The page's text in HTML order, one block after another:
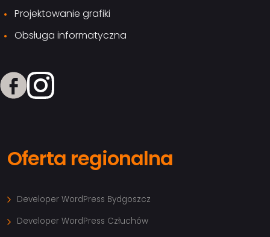
Projektowanie grafiki
Obsługa informatyczna
Oferta regionalna
Developer WordPress Bydgoszcz
Developer WordPress Człuchów